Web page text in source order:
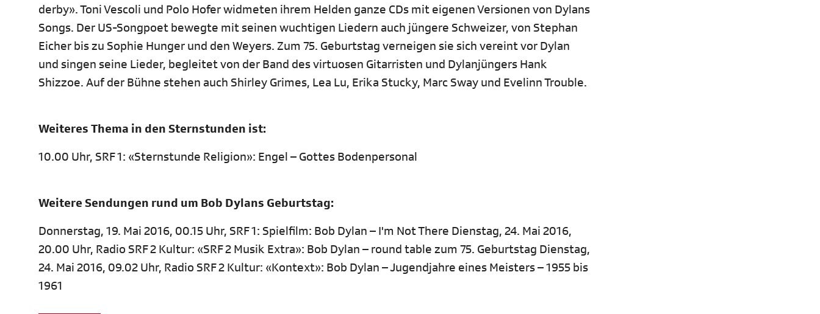
derby». Toni Vescoli und Polo Hofer widmeten ihrem Helden ganze CDs mit eigenen Versionen von Dylans
Songs. Der US-Songpoet bewegte mit seinen wuchtigen Liedern auch jüngere Schweizer, von Stephan
Eicher bis zu Sophie Hunger und den Weyers. Zum 75. Geburtstag verneigen sie sich vereint vor Dylan
und singen seine Lieder, begleitet von der Band des virtuosen Gitarristen und Dylanjüngers Hank
Shizzoe. Auf der Bühne stehen auch Shirley Grimes, Lea Lu, Erika Stucky, Marc Sway und Evelinn Trouble.
Weiteres Thema in den Sternstunden ist:
10.00 Uhr, SRF 1: «Sternstunde Religion»: Engel – Gottes Bodenpersonal
Weitere Sendungen rund um Bob Dylans Geburtstag:
Donnerstag, 19. Mai 2016, 00.15 Uhr, SRF 1: Spielfilm: Bob Dylan – I'm Not There Dienstag, 24. Mai 2016,
20.00 Uhr, Radio SRF 2 Kultur: «SRF 2 Musik Extra»: Bob Dylan – round table zum 75. Geburtstag Dienstag,
24. Mai 2016, 09.02 Uhr, Radio SRF 2 Kultur: «Kontext»: Bob Dylan – Jugendjahre eines Meisters – 1955 bis
1961